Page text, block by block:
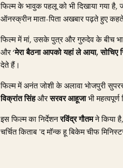
फिल्म के भावुक पहलू को भी दिखाया गया है,
ऑनस्क्रीन माता-पिता अखबार पढ़ते हुए
फिल्म में मां, उसके पुत्र और गुरुदेव के बीच
और ‘मेरा बैठना आपको यहां ले आया, सोचिए
देते हैं।
फिल्म में अनंत जोशी के अलावा भोजपुरी
विक्रांत सिंहऔरसरवर आहूजाभी
इस फिल्म का निर्देशनरविंद्र गौतमने किया
चर्चित किताब 'द मॉन्क हू बिकेम चीफ